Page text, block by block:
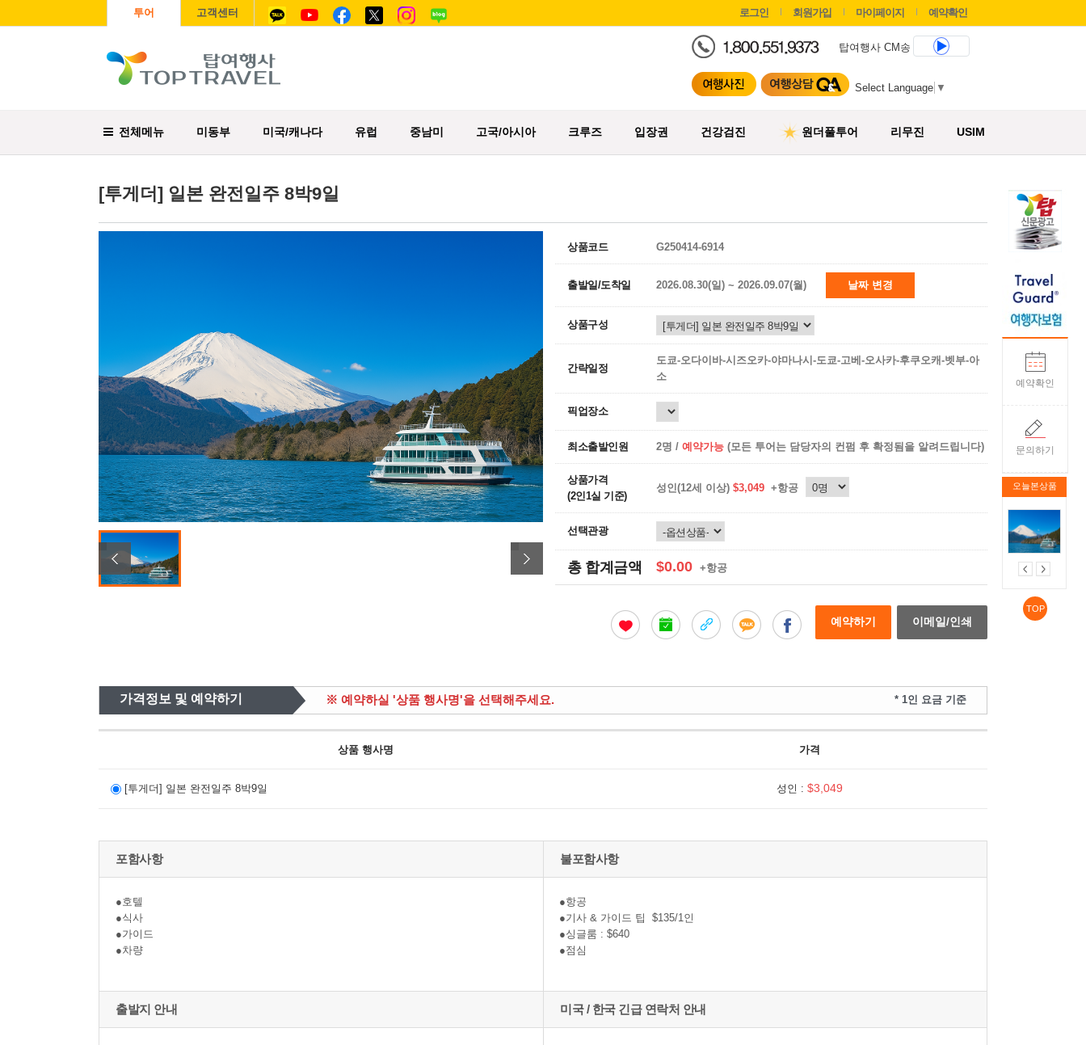
예약확인
문의하기
오늘본상품
TOP
투어 고객센터 로그인 회원가입 마이페이지 예약확인
탑여행사 CM송
Select Language ▼
전체메뉴 미동부 미국/캐나다 유럽 중남미 고국/아시아 크루즈 입장권 건강검진 원더풀투어 리무진 USIM
[투게더] 일본 완전일주 8박9일
상품코드 G250414-6914
출발일/도착일 2026.08.30(일) ~ 2026.09.07(월) 날짜 변경
상품구성
간략일정
도쿄-오다이바-시즈오카-야마나시-도쿄-고베-오사카-후쿠오캐-벳부-아
소
픽업장소
최소출발인원 2명 / 예약가능 (모든 투어는 담당자의 컨펌 후 확정됨을 알려드립니다)
상품가격
(2인1실 기준)
성인(12세 이상) $3,049 +항공
선택관광
총 합계금액 $0.00 +항공
예약하기 이메일/인쇄
가격정보 및 예약하기 ※ 예약하실 '상품 행사명'을 선택해주세요. * 1인 요금 기준
상품 행사명 가격
[투게더] 일본 완전일주 8박9일 성인 : $3,049
포함사항
●호텔
●식사
●가이드
●차량
불포함사항
●항공
●기사 & 가이드 팁 $135/1인
●싱글룸 : $640
●점심
출발지 안내 미국 / 한국 긴급 연락처 안내